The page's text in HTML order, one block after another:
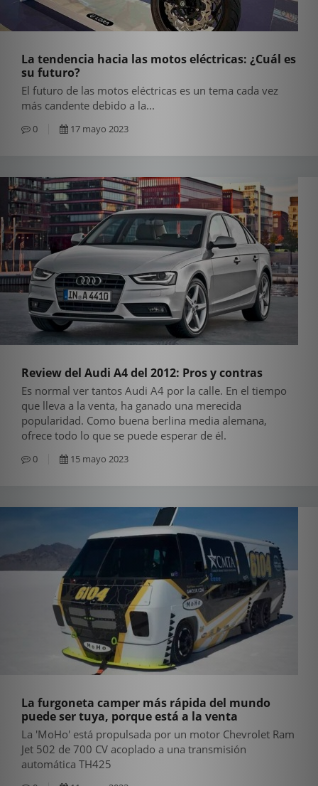
La tendencia hacia las motos eléctricas: ¿Cuál es
su futuro?
El futuro de las motos eléctricas es un tema cada vez
más candente debido a la...
0 17 mayo 2023
Review del Audi A4 del 2012: Pros y contras
Es normal ver tantos Audi A4 por la calle. En el tiempo
que lleva a la venta, ha ganado una merecida
popularidad. Como buena berlina media alemana,
ofrece todo lo que se puede esperar de él.
0 15 mayo 2023
La furgoneta camper más rápida del mundo
puede ser tuya, porque está a la venta
La 'MoHo' está propulsada por un motor Chevrolet Ram
Jet 502 de 700 CV acoplado a una transmisión
automática TH425